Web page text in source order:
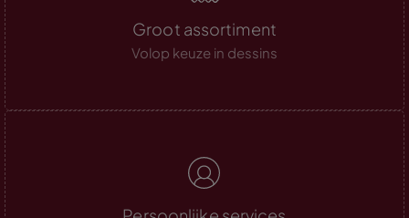
Groot assortiment
Volop keuze in dessins